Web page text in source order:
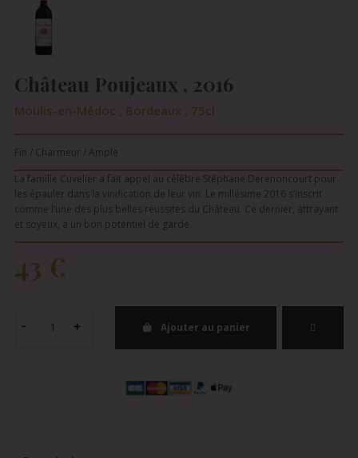
Château Poujeaux , 2016
Moulis-en-Médoc , Bordeaux , 75cl
Fin / Charmeur / Ample
La famille Cuvelier a fait appel au célèbre Stéphane Derenoncourt pour
les épauler dans la vinification de leur vin. Le millésime 2016 s’inscrit
comme l’une des plus belles réussites du Château. Ce dernier, attrayant
et soyeux, a un bon potentiel de garde.
43 €
Ajouter au panier